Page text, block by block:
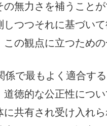
無力さを補うことが
つつそれに基づい
の観点に立つための
で最もよく適合す
徳的な公正性につ
共有され受け入れ